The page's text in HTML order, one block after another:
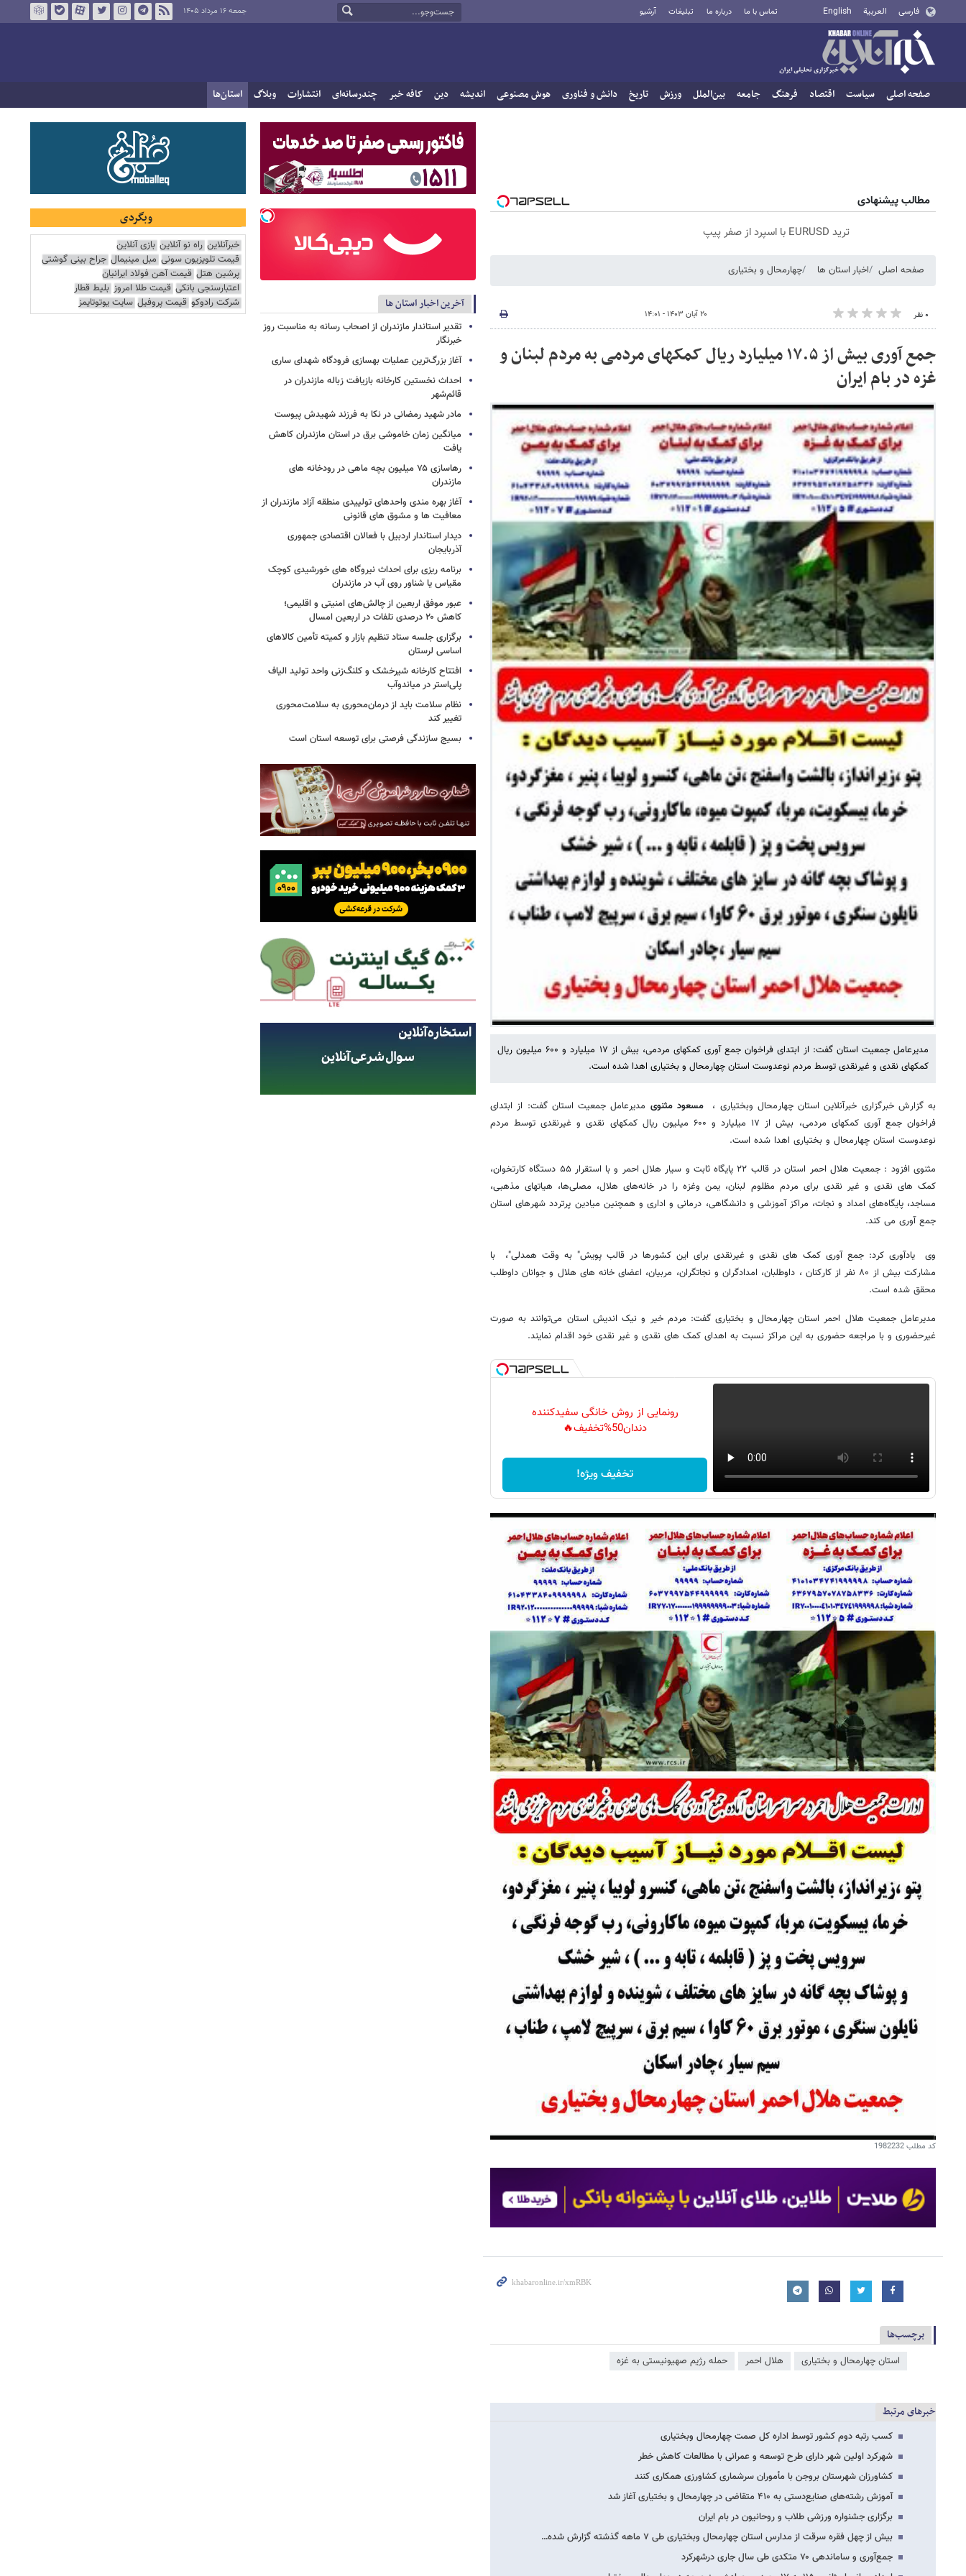
فارسی العربية English تماس با ما درباره ما تبلیغات آرشیو جمعه ۱۶ مرداد ۱۴۰۵
صفحه اصلی سیاست اقتصاد فرهنگ جامعه بین‌الملل ورزش تاریخ دانش و فناوری هوش مصنوعی اندیشه دین کافه خبر چندرسانه‌ای انتشارات وبلاگ استان‌ها
مطالب پیشنهادی
ترید EURUSD با اسپرد از صفر پیپ
صفحه اصلی اخبار استان ها چهارمحال و بختیاری
۰ نفر ۲۰ آبان ۱۴۰۳ - ۱۴:۰۱
جمع آوری بیش از ۱۷.۵ میلیارد ریال کمکهای مردمی به مردم لبنان و
غزه در بام ایران
مدیرعامل جمعیت استان گفت: از ابتدای فراخوان جمع آوری کمکهای مردمی، بیش از ۱۷ میلیارد و ۶۰۰ میلیون ریال
کمکهای نقدی و غیرنقدی توسط مردم نوعدوست استان چهارمحال و بختیاری اهدا شده است.
به گزارش خبرگزاری خبرآنلاین استان چهارمحال وبختیاری ،مسعود مثنوی مدیرعامل جمعیت استان گفت: از ابتدای
فراخوان جمع آوری کمکهای مردمی، بیش از ۱۷ میلیارد و ۶۰۰ میلیون ریال کمکهای نقدی و غیرنقدی توسط مردم
نوعدوست استان چهارمحال و بختیاری اهدا شده است.
مثنوی افزود : جمعیت هلال احمر استان در قالب ۲۲ پایگاه ثابت و سیار هلال احمر و با استقرار ۵۵ دستگاه کارتخوان،
کمک های نقدی و غیر نقدی برای مردم مظلوم لبنان، یمن وغزه را در خانه‌های هلال، مصلی‌ها، هیاتهای مذهبی،
مساجد، پایگاه‌های امداد و نجات، مراکز آموزشی و دانشگاهی، درمانی و اداری و همچنین میادین پرتردد شهرهای استان
جمع آوری می کند.
وی یادآوری کرد: جمع آوری کمک های نقدی و غیرنقدی برای این کشورها در قالب پویش" به وقت همدلی"، با
مشارکت بیش از ۸۰ نفر از کارکنان ، داوطلبان، امدادگران و نجاتگران، مربیان، اعضای خانه های هلال و جوانان داوطلب
محقق شده است.
مدیرعامل جمعیت هلال احمر استان چهارمحال و بختیاری گفت: مردم خیر و نیک اندیش استان می‌توانند به صورت
غیرحضوری و با مراجعه حضوری به این مراکز نسبت به اهدای کمک های نقدی و غیر نقدی خود اقدام نمایند.
رونمایی از روش خانگی سفیدکننده
دندان50%تخفیف🔥
تخفیف ویژه!
کد مطلب1982232
برچسب‌ها
استان چهارمحال و بختیاری هلال احمر حمله رژیم صهیونیستی به غزه
خبرهای مرتبط
کسب رتبه دوم کشور توسط اداره کل صمت چهارمحال وبختیاری
شهرکرد اولین شهر دارای طرح توسعه و عمرانی با مطالعات کاهش خطر
کشاورزان شهرستان بروجن با مأموران سرشماری کشاورزی همکاری کنند
آموزش رشته‌های صنایع‌دستی به ۴۱۰ متقاضی در چهارمحال و بختیاری آغاز شد
برگزاری جشنواره ورزشی طلاب و روحانیون در بام ایران
بیش از چهل فقره سرقت از مدارس استان چهارمحال وبختیاری طی ۷ ماهه گذشته گزارش شده…
جمع‌آوری و ساماندهی ۷۰ متکدی طی سال جاری درشهرکرد
آخرین اخبار استان ها
تقدیر استاندار مازندران از اصحاب رسانه به مناسبت روز
خبرنگار
آغاز بزرگ‌ترین عملیات بهسازی فرودگاه شهدای ساری
احداث نخستین کارخانه بازیافت زباله مازندران در
قائم‌شهر
مادر شهید رمضانی در نکا به فرزند شهیدش پیوست
میانگین زمان خاموشی برق در استان مازندران کاهش
یافت
رهاسازی ۷۵ میلیون بچه ماهی در رودخانه های
مازندران
آغاز بهره مندی واحدهای تولییدی منطقه آزاد مازندران از
معافیت ها و مشوق های قانونی
دیدار استاندار اردبیل با فعالان اقتصادی جمهوری
آذربایجان
برنامه ریزی برای احداث نیروگاه های خورشیدی کوچک
مقیاس یا شناور روی آب در مازندران
عبور موفق اربعین از چالش‌های امنیتی و اقلیمی؛
کاهش ۲۰ درصدی تلفات در اربعین امسال
برگزاری جلسه ستاد تنظیم بازار و کمیته تأمین کالاهای
اساسی لرستان
افتتاح کارخانه شیرخشک و کلنگ‌زنی واحد تولید الیاف
پلی‌استر در میاندوآب
نظام سلامت باید از درمان‌محوری به سلامت‌محوری
تغییر کند
بسیج سازندگی فرصتی برای توسعه استان است
وبگردی
خبرآنلاین راه نو آنلاین بازی آنلاین
قیمت تلویزیون سونی مبل مینیمال جراح بینی گوشتی
پرشین هتل قیمت آهن فولاد ایرانیان
اعتبارسنجی بانکی قیمت طلا امروز بلیط قطار
شرکت رادوکو قیمت پروفیل سایت یوتوتایمز